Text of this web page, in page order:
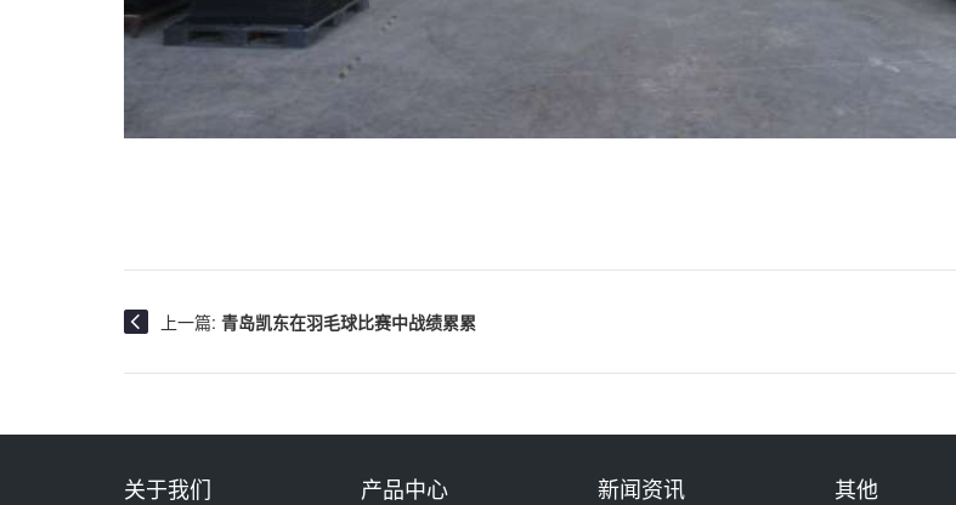
上一篇: 青岛凯东在羽毛球比赛中战绩累累
关于我们 产品中心 新闻资讯 其他